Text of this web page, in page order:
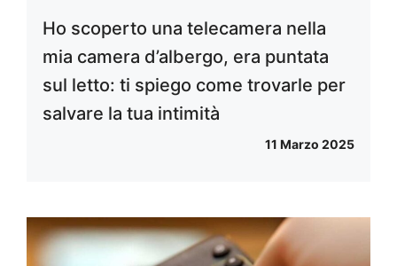
Ho scoperto una telecamera nella
mia camera d’albergo, era puntata
sul letto: ti spiego come trovarle per
salvare la tua intimità
11 Marzo 2025